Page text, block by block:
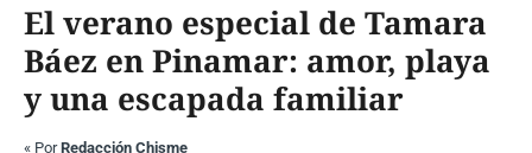
El verano especial de Tamara
Báez en Pinamar: amor, playa
y una escapada familiar
« PorRedacción Chisme